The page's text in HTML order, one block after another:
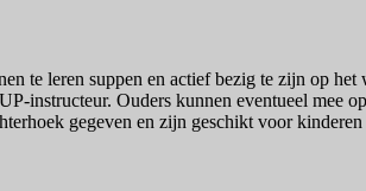
te leren suppen en actief bezig te zijn op
instructeur. Ouders kunnen eventueel mee
gegeven en zijn geschikt voor